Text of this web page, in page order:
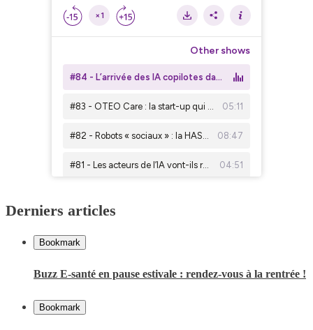
Derniers articles
Bookmark
Buzz E-santé en pause estivale : rendez-vous à la rentrée !
Bookmark